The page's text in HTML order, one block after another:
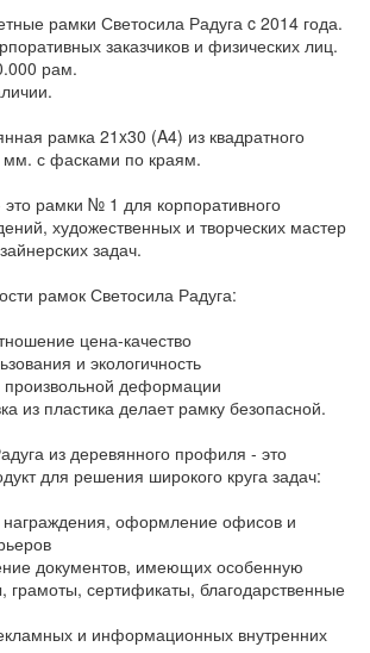
рамки Светосила Радуга c 2014 года.
заказчиков и физических лиц.
рам.
рамка 21x30 (A4) из квадратного
мм. с фасками по краям.
рамки № 1 для корпоративного
художественных и творческих мастер
задач.
рамок Светосила Радуга:
цена-качество
и экологичность
деформации
из пластика делает рамку безопасной.
из деревянного профиля - это
для решения широкого круга задач:
оформление офисов и
документов, имеющих особенную
грамоты, сертификаты, благодарственные
и информационных внутренних